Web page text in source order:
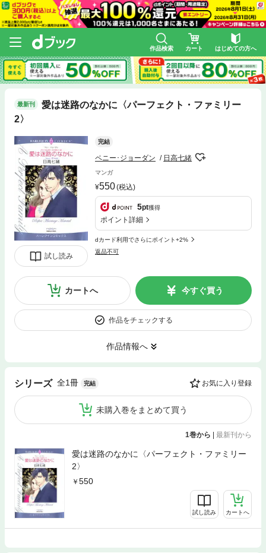
作品検索 カート はじめての方へ
最新刊
愛は迷路のなかに〈パーフェクト・ファミリー
2〉
試し読み
完結
ペニー･ジョーダン 日高七緒
マンガ
550(税込)
5pt獲得
ポイント詳細
dカード利用でさらにポイント+2%
返品不可
カートへ 今すぐ買う
作品をチェックする
作品情報へ
シリーズ 全1冊 完結 お気に入り登録
未購入巻をまとめて買う
1巻から | 最新刊から
愛は迷路のなかに〈パーフェクト・ファミリー
2〉
550
試し読み カートへ